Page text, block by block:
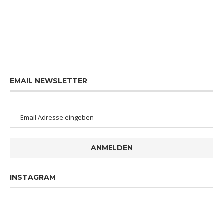
EMAIL NEWSLETTER
ANMELDEN
INSTAGRAM